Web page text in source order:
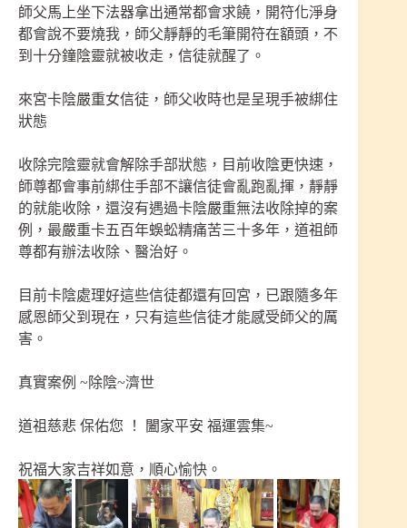
師父馬上坐下法器拿出通常都會求饒，開符化淨身
都會說不要燒我，師父靜靜的毛筆開符在額頭，不
到十分鐘陰靈就被收走，信徒就醒了。
來宮卡陰嚴重女信徒，師父收時也是呈現手被綁住
狀態
收除完陰靈就會解除手部狀態，目前收陰更快速，
師尊都會事前綁住手部不讓信徒會亂跑亂揮，靜靜
的就能收除，還沒有遇過卡陰嚴重無法收除掉的案
例，最嚴重卡五百年蜈蚣精痛苦三十多年，道祖師
尊都有辦法收除、醫治好。
目前卡陰處理好這些信徒都還有回宮，已跟隨多年
感恩師父到現在，只有這些信徒才能感受師父的厲
害。
真實案例 ~除陰~濟世
道祖慈悲 保佑您 ！ 闔家平安 福運雲集~
祝福大家吉祥如意，順心愉快。